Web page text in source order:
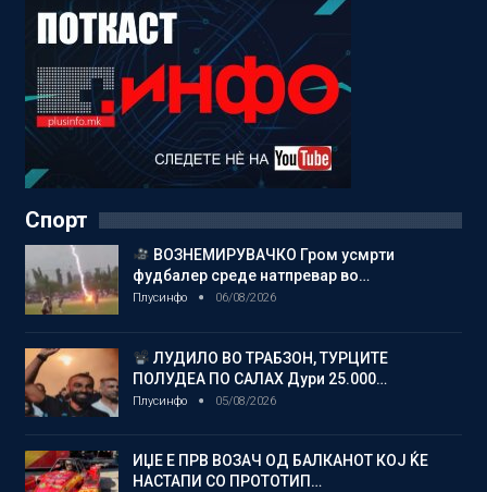
Спорт
ВОЗНЕМИРУВАЧКО Гром усмрти
фудбалер среде натпревар во…
Плусинфо 06/08/2026
ЛУДИЛО ВО ТРАБЗОН, ТУРЦИТЕ
ПОЛУДЕА ПО САЛАХ Дури 25.000…
Плусинфо 05/08/2026
ИЏЕ Е ПРВ ВОЗАЧ ОД БАЛКАНОТ КОЈ ЌЕ
НАСТАПИ СО ПРОТОТИП…